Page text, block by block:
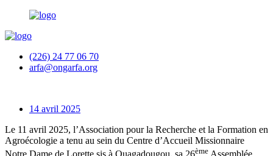
(226) 24 77 06 70
arfa@ongarfa.org
14 avril 2025
Le 11 avril 2025, l’Association pour la Recherche et la Formation en
Agroécologie a tenu au sein du Centre d’Accueil Missionnaire
ème